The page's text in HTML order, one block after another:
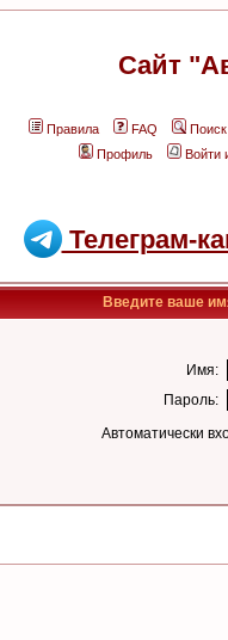
Сайт
Правила FAQ
Поиск
Профиль
Войти
Телеграм-
Введите ваше
Имя:
Пароль:
Автоматически